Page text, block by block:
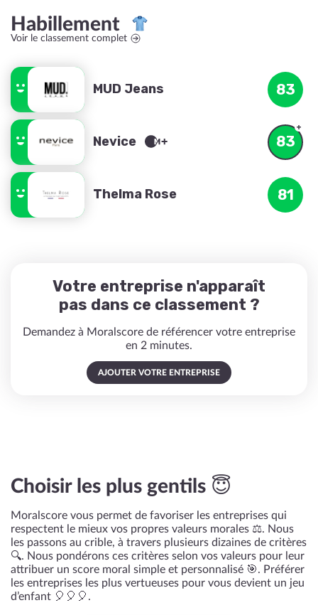
Habillement
Voir le classement complet
MUD Jeans 83
Nevice 83
Thelma Rose 81
Votre entreprise n'apparaît
pas dans ce classement ?
Demandez à Moralscore de référencer votre entreprise
en 2 minutes.
AJOUTER VOTRE ENTREPRISE
Choisir les plus gentils 😇
Moralscore vous permet de favoriser les entreprises qui
respectent le mieux vos propres valeurs morales ⚖️. Nous
les passons au crible, à travers plusieurs dizaines de critères
🔍. Nous pondérons ces critères selon vos valeurs pour leur
attribuer un score moral simple et personnalisé 🎯. Préférer
les entreprises les plus vertueuses pour vous devient un jeu
d’enfant 🎈🎈🎈.